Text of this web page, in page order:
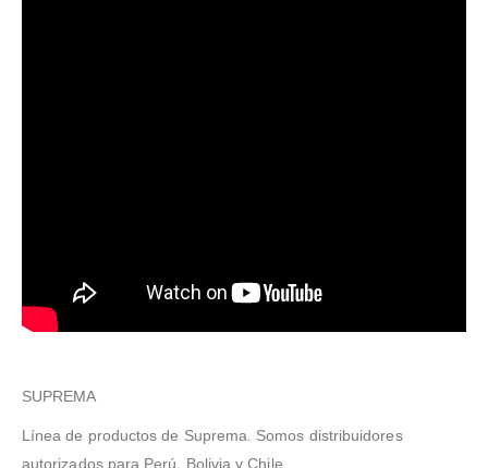
SUPREMA
Línea de productos de Suprema. Somos distribuidores
autorizados para Perú, Bolivia y Chile.